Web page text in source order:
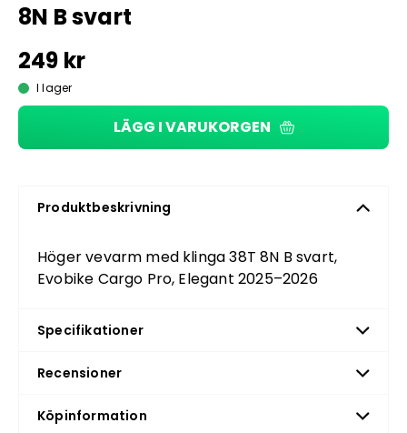
8N B svart
249 kr
I lager
LÄGG I VARUKORGEN
Produktbeskrivning
Höger vevarm med klinga 38T 8N B svart,
Evobike Cargo Pro, Elegant 2025–2026
Specifikationer
Recensioner
Köpinformation